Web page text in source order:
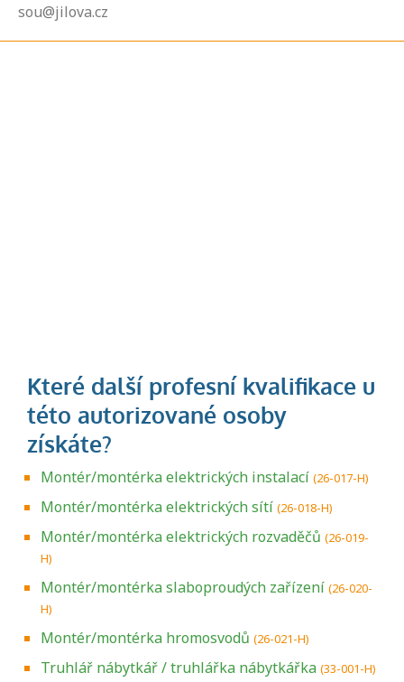
sou@jilova.cz
Montér/montérka elektrických instalací (26-017-H)
Montér/montérka elektrických sítí (26-018-H)
Montér/montérka elektrických rozvaděčů (26-019-
H)
Montér/montérka slaboproudých zařízení (26-020-
H)
Montér/montérka hromosvodů (26-021-H)
Truhlář nábytkář / truhlářka nábytkářka (33-001-H)